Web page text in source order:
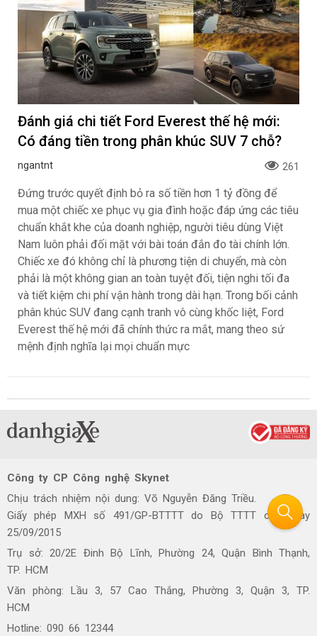
Đánh giá chi tiết Ford Everest thế hệ mới:
Có đáng tiền trong phân khúc SUV 7 chỗ?
ngantnt 261
Đứng trước quyết định bỏ ra số tiền hơn 1 tỷ đồng để
mua một chiếc xe phục vụ gia đình hoặc đáp ứng các tiêu
chuẩn khắt khe của doanh nghiệp, người tiêu dùng Việt
Nam luôn phải đối mặt với bài toán đắn đo tài chính lớn.
Chiếc xe đó không chỉ là phương tiện di chuyển, mà còn
phải là một không gian an toàn tuyệt đối, tiện nghi tối đa
và tiết kiệm chi phí vận hành trong dài hạn. Trong bối cảnh
phân khúc SUV đang cạnh tranh vô cùng khốc liệt, Ford
Everest thế hệ mới đã chính thức ra mắt, mang theo sứ
mệnh định nghĩa lại mọi chuẩn mực
Công ty CP Công nghệ Skynet
Chịu trách nhiệm nội dung: Võ Nguyễn Đăng Triều.
Giấy phép MXH số 491/GP-BTTTT do Bộ TTTT cấp ngày
25/09/2015
Trụ sở: 20/2E Đinh Bộ Lĩnh, Phường 24, Quận Bình Thạnh,
TP. HCM
Văn phòng: Lầu 3, 57 Cao Thắng, Phường 3, Quận 3, TP.
HCM
Hotline: 090 66 12344